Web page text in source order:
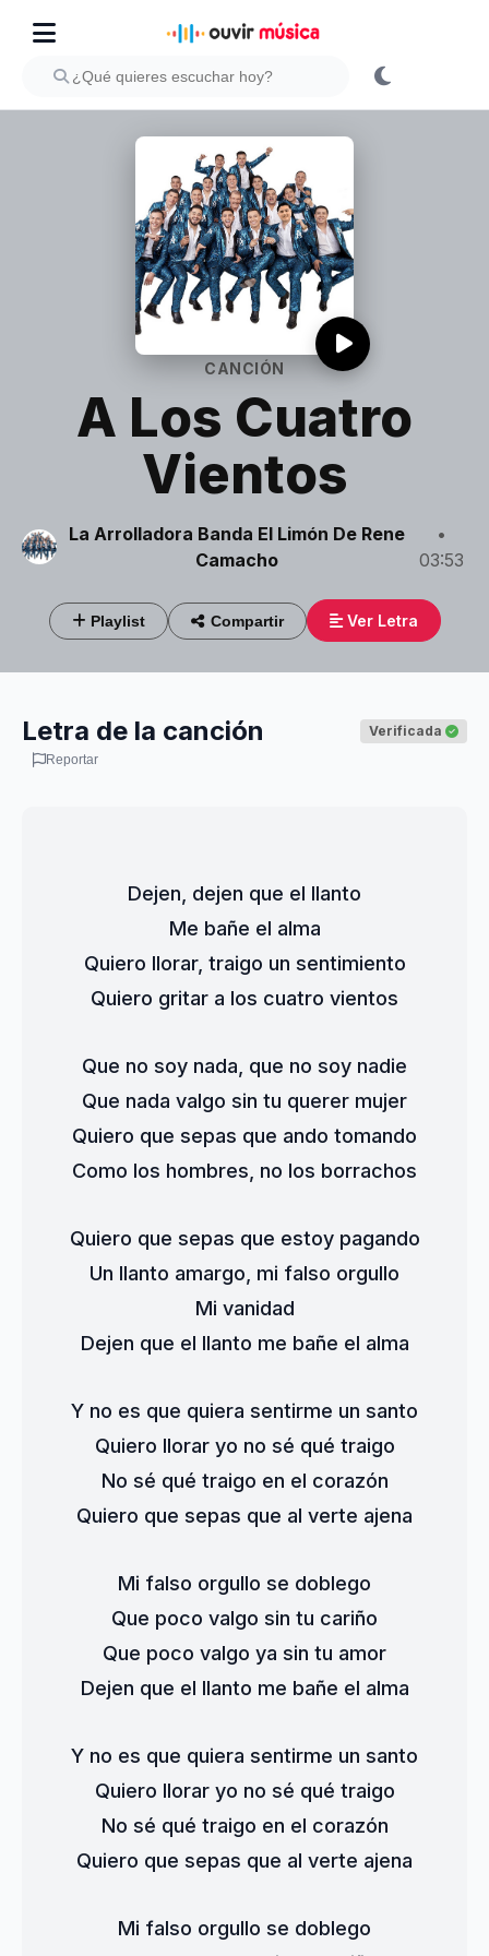
CANCIÓN
A Los Cuatro
Vientos
La Arrolladora Banda El Limón De Rene
Camacho
•
03:53
Playlist Compartir Ver Letra
Letra de la canción Verificada
Reportar
Dejen, dejen que el llanto
Me bañe el alma
Quiero llorar, traigo un sentimiento
Quiero gritar a los cuatro vientos
Que no soy nada, que no soy nadie
Que nada valgo sin tu querer mujer
Quiero que sepas que ando tomando
Como los hombres, no los borrachos
Quiero que sepas que estoy pagando
Un llanto amargo, mi falso orgullo
Mi vanidad
Dejen que el llanto me bañe el alma
Y no es que quiera sentirme un santo
Quiero llorar yo no sé qué traigo
No sé qué traigo en el corazón
Quiero que sepas que al verte ajena
Mi falso orgullo se doblego
Que poco valgo sin tu cariño
Que poco valgo ya sin tu amor
Dejen que el llanto me bañe el alma
Y no es que quiera sentirme un santo
Quiero llorar yo no sé qué traigo
No sé qué traigo en el corazón
Quiero que sepas que al verte ajena
Mi falso orgullo se doblego